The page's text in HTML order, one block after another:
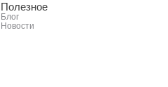
Полезное
Блог
Новости